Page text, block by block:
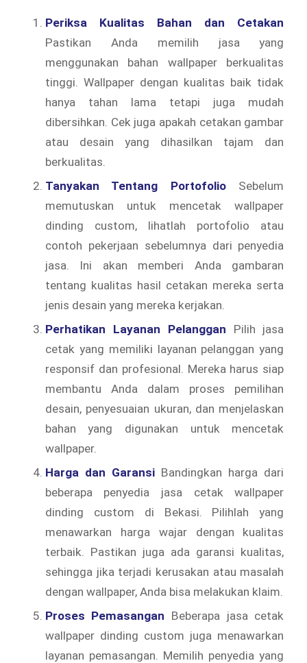
Periksa Kualitas Bahan dan Cetakan
Pastikan Anda memilih jasa yang
menggunakan bahan wallpaper berkualitas
tinggi. Wallpaper dengan kualitas baik tidak
hanya tahan lama tetapi juga mudah
dibersihkan. Cek juga apakah cetakan gambar
atau desain yang dihasilkan tajam dan
berkualitas.
Tanyakan Tentang PortofolioSebelum
memutuskan untuk mencetak wallpaper
dinding custom, lihatlah portofolio atau
contoh pekerjaan sebelumnya dari penyedia
jasa. Ini akan memberi Anda gambaran
tentang kualitas hasil cetakan mereka serta
jenis desain yang mereka kerjakan.
Perhatikan Layanan Pelanggan Pilih jasa
cetak yang memiliki layanan pelanggan yang
responsif dan profesional. Mereka harus siap
membantu Anda dalam proses pemilihan
desain, penyesuaian ukuran, dan menjelaskan
bahan yang digunakan untuk mencetak
wallpaper.
Harga dan Garansi Bandingkan harga dari
beberapa penyedia jasa cetak wallpaper
dinding custom di Bekasi. Pilihlah yang
menawarkan harga wajar dengan kualitas
terbaik. Pastikan juga ada garansi kualitas,
sehingga jika terjadi kerusakan atau masalah
dengan wallpaper, Anda bisa melakukan klaim.
Proses Pemasangan Beberapa jasa cetak
wallpaper dinding custom juga menawarkan
layanan pemasangan. Memilih penyedia yang